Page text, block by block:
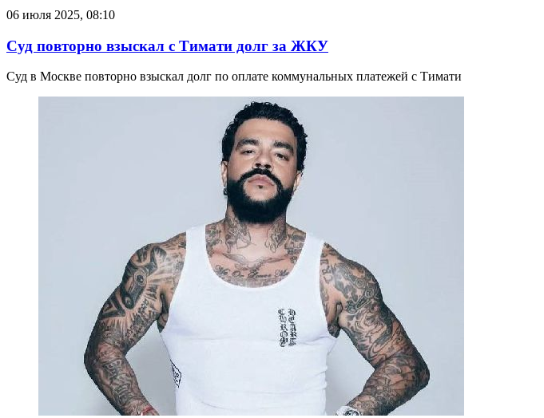
06 июля 2025, 08:10
Суд повторно взыскал с Тимати долг за ЖКУ
Суд в Москве повторно взыскал долг по оплате коммунальных платежей с Тимати